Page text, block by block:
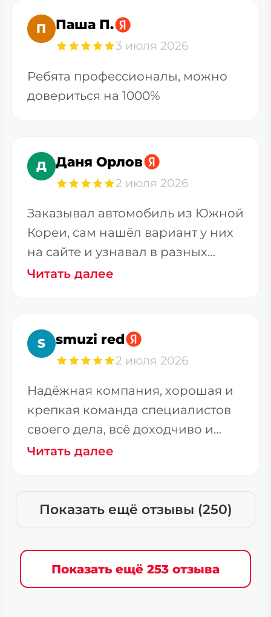
П Паша П.
3 июля 2026
Ребята профессионалы, можно
довериться на 1000%
Д Даня Орлов
2 июля 2026
Заказывал автомобиль из Южной
Кореи, сам нашёл вариант у них
на сайте и узнавал в разных
фирмах стоимость
Читать далее
S smuzi red
2 июля 2026
Надёжная компания, хорошая и
крепкая команда специалистов
своего дела, всё доходчиво и
терпеливо доносят до
Читать далее
Показать ещё отзывы (250)
Показать ещё 253 отзыва